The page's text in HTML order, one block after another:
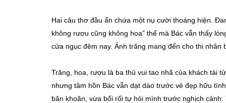
Hai câu thơ đầu ẩn chứa một nụ cười thoáng hiện.
không rượu cũng không hoa” thế mà Bác vẫn thấy
cửa ngục đêm nay. Ánh trăng mang đến cho thi nhân
Trăng, hoa, rượu là ba thú vui tao nhã của khách tài
nhưng tâm hồn Bác vẫn dạt dào trước vẻ đẹp hữu
băn khoăn, vừa bối rối tự hỏi mình trước nghịch